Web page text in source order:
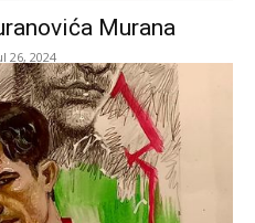
Murana
26, 2024